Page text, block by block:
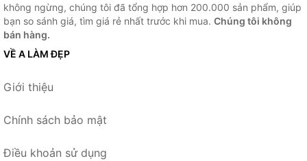
không ngừng, chúng tôi đã tổng hợp hơn 200.000 sản phẩm, giúp
bạn so sánh giá, tìm giá rẻ nhất trước khi mua. Chúng tôi không
bán hàng.
VỀ A LÀM ĐẸP
Giới thiệu
Chính sách bảo mật
Điều khoản sử dụng